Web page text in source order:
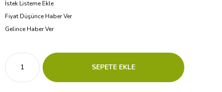
İstek Listeme Ekle
Fiyat Düşünce Haber Ver
Gelince Haber Ver